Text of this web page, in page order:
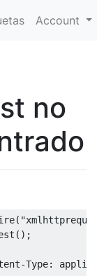
Account
no
(
Type: